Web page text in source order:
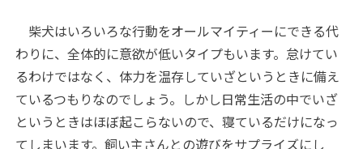
柴犬はいろいろな行動をオールマイティーにできる代
わりに、全体的に意欲が低いタイプもいます。怠けてい
るわけではなく、体力を温存していざというときに備え
ているつもりなのでしょう。しかし日常生活の中でいざ
というときはほぼ起こらないので、寝ているだけになっ
てしまいます。飼い主さんとの遊びをサプライズにし